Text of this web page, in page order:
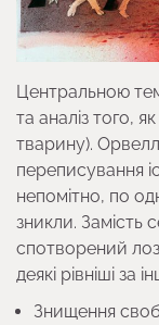
Центральною
та аналіз того,
тварину).
переписування
непомітно, по
зникли. Замість
спотворений
деякі рівніші за
Знищення